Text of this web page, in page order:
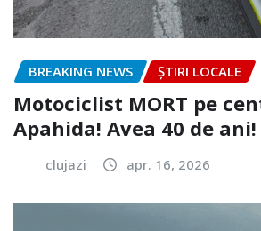
BREAKING NEWS ȘTIRI LOCALE
Motociclist MORT pe
Apahida! Avea 40 de ani!
clujazi apr. 16, 2026